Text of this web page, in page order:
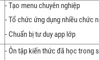
- Tạo menu chuyên nghiệp
- Tổ chức ứng dụng nhiều chức
- Chuẩn bị tư duy app lớp
- Ôn tập kiến thức đã học trong